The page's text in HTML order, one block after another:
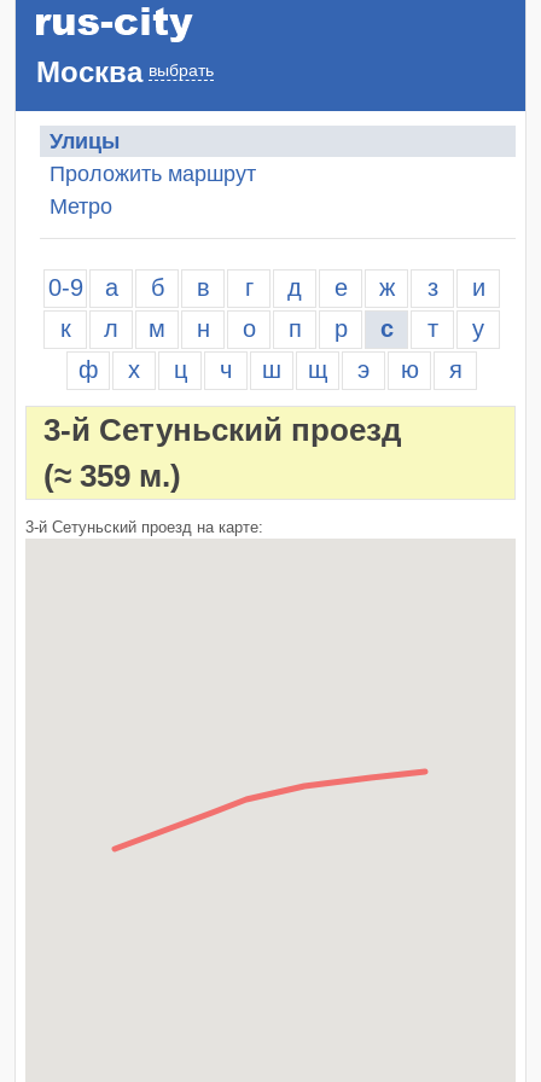
Москва выбрать
Улицы
Проложить маршрут
Метро
0-9 а б в г д е ж з
и
к
л м н о п р с т
у
ф
х ц ч ш щ э ю я
3-й Сетуньский проезд
(≈ 359 м.)
3-й Сетуньский проезд на карте: